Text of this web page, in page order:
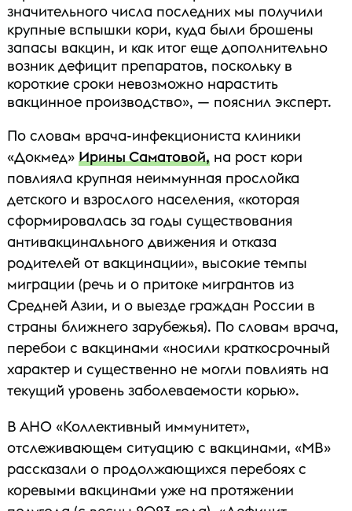
значительного числа последних мы получили
крупные вспышки кори, куда были брошены
запасы вакцин, и как итог еще дополнительно
возник дефицит препаратов, поскольку в
короткие сроки невозможно нарастить
вакцинное производство», — пояснил эксперт.
По словам врача-инфекциониста клиники
«Докмед» Ирины Саматовой,на рост кори
повлияла крупная неиммунная прослойка
детского и взрослого населения, «которая
сформировалась за годы существования
антивакцинального движения и отказа
родителей от вакцинации», высокие темпы
миграции (речь и о притоке мигрантов из
Средней Азии, и о выезде граждан России в
страны ближнего зарубежья). По словам врача,
перебои с вакцинами «носили краткосрочный
характер и существенно не могли повлиять на
текущий уровень заболеваемости корью».
В АНО «Коллективный иммунитет»,
отслеживающем ситуацию с вакцинами, «МВ»
рассказали о продолжающихся перебоях с
коревыми вакцинами уже на протяжении